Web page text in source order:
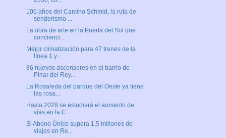
100 años del Camino Schmid, la ruta de
senderismo ...
La obra de arte en la Puerta del Sol que
concienci...
Mejor climatización para 47 trenes de la
línea 1 y...
86 nuevos ascensores en el barrio de
Pinar del Rey...
La Rosaleda del parque del Oeste ya tiene
las rosa...
Hasta 2028 se estudiará el aumento de
vías en la C...
El Abono Único supera 1,5 millones de
viajes en Re...